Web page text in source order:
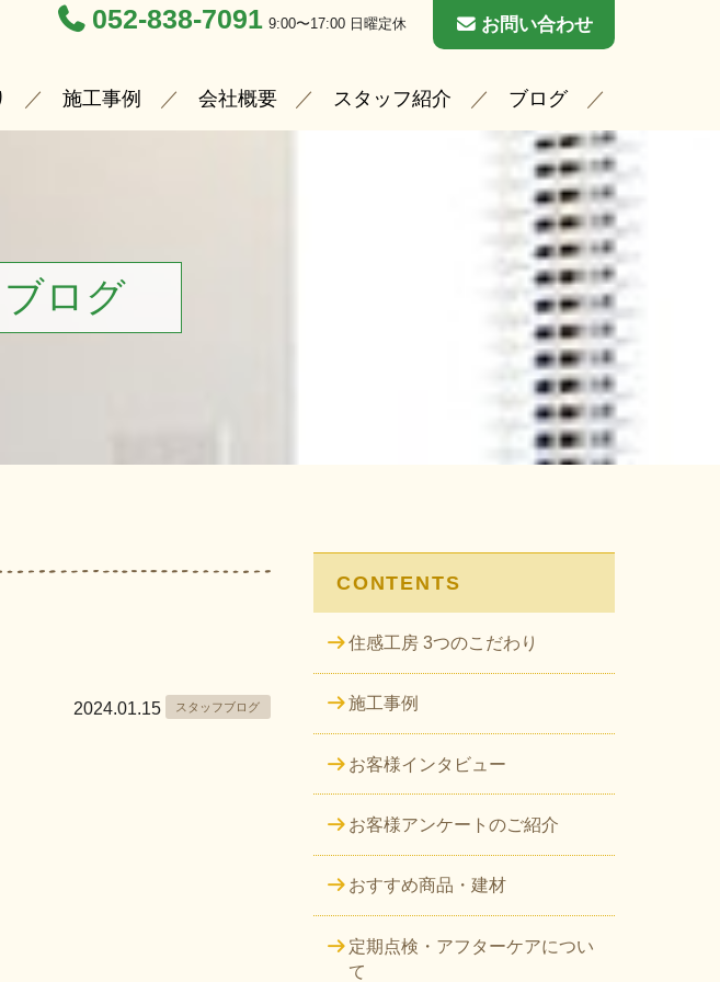
052-838-7091 9:00〜17:00 日曜定休 お問い合わせ
施工事例 会社概要 スタッフ紹介 ブログ
ログ
2024.01.15 スタッフブログ
CONTENTS
住感工房 3つのこだわり
施工事例
お客様インタビュー
お客様アンケートのご紹介
おすすめ商品・建材
定期点検・アフターケアについ
て